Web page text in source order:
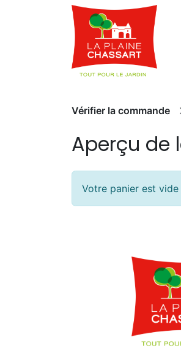
Vérifier la commande
Aperçu de
Votre panier est vide